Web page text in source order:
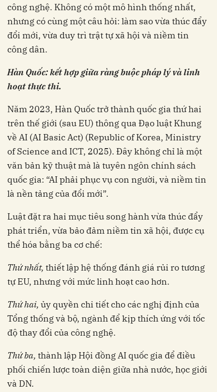
công nghệ. Không có một mô hình thống nhất,
nhưng có cùng một câu hỏi: làm sao vừa thúc đẩy
đổi mới, vừa duy trì trật tự xã hội và niềm tin
công dân.
Hàn Quốc: kết hợp giữa ràng buộc pháp lý và linh
hoạt thực thi.
Năm 2023, Hàn Quốc trở thành quốc gia thứ hai
trên thế giới (sau EU) thông qua Đạo luật Khung
về AI (AI Basic Act) (Republic of Korea, Ministry
of Science and ICT, 2025). Đây không chỉ là một
văn bản kỹ thuật mà là tuyên ngôn chính sách
quốc gia: “AI phải phục vụ con người, và niềm tin
là nền tảng của đổi mới”.
Luật đặt ra hai mục tiêu song hành vừa thúc đẩy
phát triển, vừa bảo đảm niềm tin xã hội, được cụ
thể hóa bằng ba cơ chế:
Thứ nhất, thiết lập hệ thống đánh giá rủi ro tương
tự EU, nhưng với mức linh hoạt cao hơn.
Thứ hai, ủy quyền chi tiết cho các nghị định của
Tổng thống và bộ, ngành để kịp thích ứng với tốc
độ thay đổi của công nghệ.
Thứ ba, thành lập Hội đồng AI quốc gia để điều
phối chiến lược toàn diện giữa nhà nước, học giới
và DN.